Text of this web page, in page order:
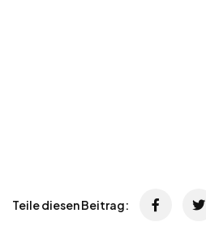
Teile diesen Beitrag: